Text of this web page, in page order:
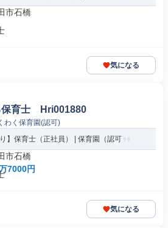
市石橋
気になる
保育士 Hri001880
わく保育園(認可)
】保育士（正社員） | 保育園（認可
市石橋
7000円
気になる